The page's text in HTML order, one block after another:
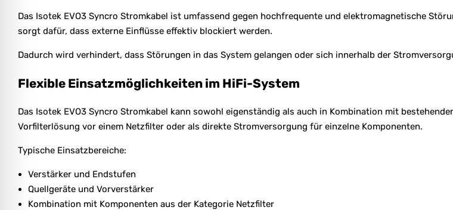
Das Isotek EVO3 Syncro Stromkabel ist umfassend gegen hochfrequente und elektromagnetische
sorgt dafür, dass externe Einflüsse effektiv blockiert werden.
Dadurch wird verhindert, dass Störungen in das System gelangen oder sich innerhalb der
Flexible Einsatzmöglichkeiten im HiFi-System
Das Isotek EVO3 Syncro Stromkabel kann sowohl eigenständig als auch in Kombination mit
Vorfilterlösung vor einem Netzfilter oder als direkte Stromversorgung für einzelne Komponenten.
Typische Einsatzbereiche:
Verstärker und Endstufen
Quellgeräte und Vorverstärker
Kombination mit Komponenten aus der Kategorie Netzfilter